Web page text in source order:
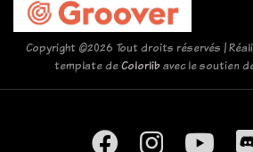
Copyright ©2026 Tout droits réservés |
template deColorlibavec le soutien